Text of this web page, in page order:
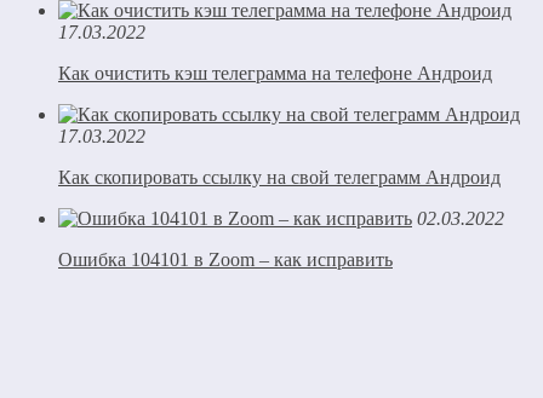
17.03.2022
Как очистить кэш телеграмма на телефоне Андроид
17.03.2022
Как скопировать ссылку на свой телеграмм Андроид
02.03.2022
Ошибка 104101 в Zoom – как исправить